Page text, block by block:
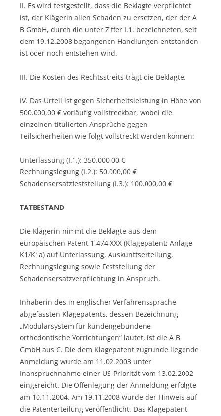
II. Es wird festgestellt, dass die Beklagte verpflichtet
ist, der Klägerin allen Schaden zu ersetzen, der der A
B GmbH, durch die unter Ziffer I.1. bezeichneten, seit
dem 19.12.2008 begangenen Handlungen entstanden
ist oder noch entstehen wird.
III. Die Kosten des Rechtsstreits trägt die Beklagte.
IV. Das Urteil ist gegen Sicherheitsleistung in Höhe von
500.000,00 € vorläufig vollstreckbar, wobei die
einzelnen titulierten Ansprüche gegen
Teilsicherheiten wie folgt vollstreckt werden können:
Unterlassung (I.1.): 350.000,00 €
Rechnungslegung (I.2.): 50.000,00 €
Schadensersatzfeststellung (I.3.): 100.000,00 €
TATBESTAND
Die Klägerin nimmt die Beklagte aus dem
europäischen Patent 1 474 XXX (Klagepatent; Anlage
K1/K1a) auf Unterlassung, Auskunftserteilung,
Rechnungslegung sowie Feststellung der
Schadensersatzverpflichtung in Anspruch.
Inhaberin des in englischer Verfahrenssprache
abgefassten Klagepatents, dessen Bezeichnung
„Modularsystem für kundengebundene
orthodontische Vorrichtungen“ lautet, ist die A B
GmbH aus C. Die dem Klagepatent zugrunde liegende
Anmeldung wurde am 11.02.2003 unter
Inanspruchnahme einer US-Priorität vom 13.02.2002
eingereicht. Die Offenlegung der Anmeldung erfolgte
am 10.11.2004. Am 19.11.2008 wurde der Hinweis auf
die Patenterteilung veröffentlicht. Das Klagepatent